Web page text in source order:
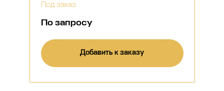
Под заказ
По запросу
Добавить к заказу